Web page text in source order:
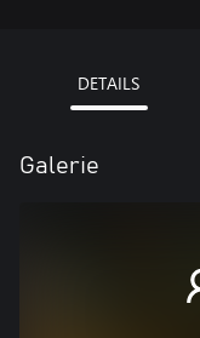
DETAILS
Galerie